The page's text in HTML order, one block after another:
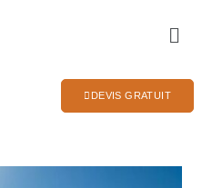
DEVIS GRATUIT